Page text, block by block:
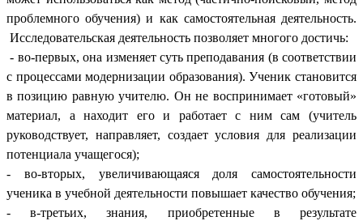
проблемного обучения) и как самостоятельная деятельность.
Исследовательская деятельность позволяет многого достичь:
- во-первых, она изменяет суть преподавания (в соответствии
с процессами модернизации образования). Ученик становится
в позицию равную учителю. Он не воспринимает «готовый»
материал, а находит его и работает с ним сам (учитель
руководствует, направляет, создает условия для реализации
потенциала учащегося);
- во-вторых, увеличивающаяся доля самостоятельности
ученика в учебной деятельности повышает качество обучения;
- в-третьих, знания, приобретенные в результате